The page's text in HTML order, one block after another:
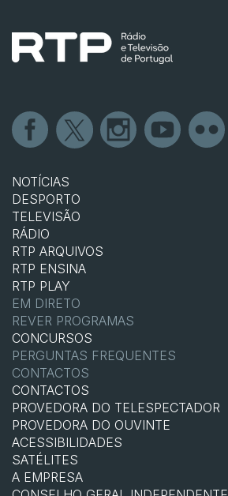
NOTÍCIAS
DESPORTO
TELEVISÃO
RÁDIO
RTP ARQUIVOS
RTP ENSINA
RTP PLAY
EM DIRETO
REVER PROGRAMAS
CONCURSOS
PERGUNTAS FREQUENTES
CONTACTOS
CONTACTOS
PROVEDORA DO TELESPECTADOR
PROVEDORA DO OUVINTE
ACESSIBILIDADES
SATÉLITES
A EMPRESA